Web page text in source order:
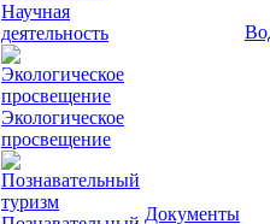
Научная
деятельность
Экологическое
просвещение
Документы